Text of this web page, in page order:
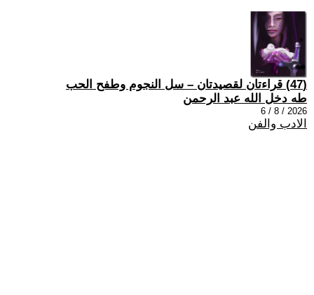
(47) قراءتان لقصيدتان – سل النجوم وطفح الحب
طه دخل الله عبد الرحمن
2026 / 8 / 6
الادب والفن